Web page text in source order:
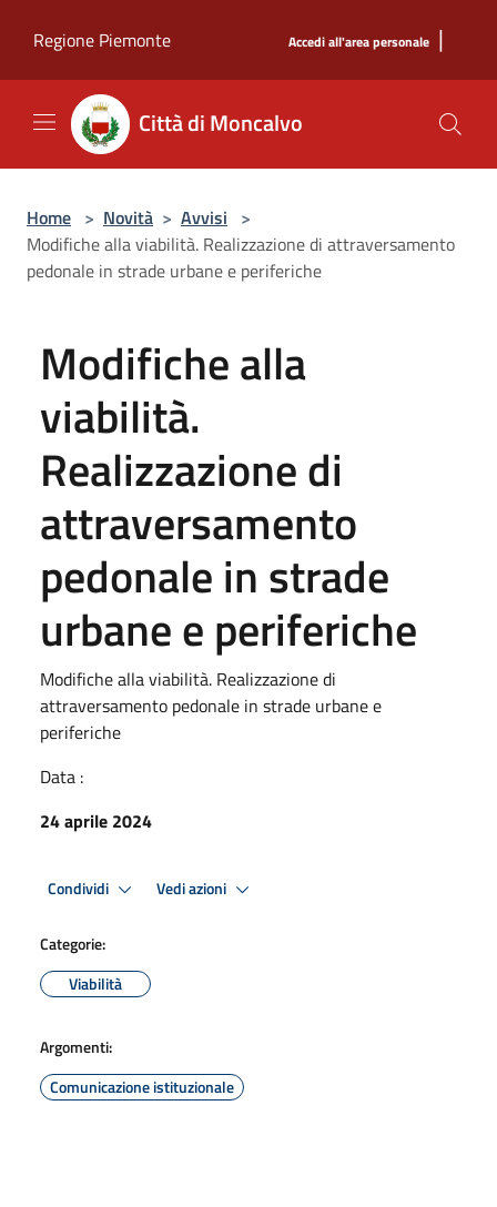
Regione Piemonte
Accedi all'area personale |
Città di Moncalvo
Home > Novità > Avvisi >
Modifiche alla viabilità. Realizzazione di attraversamento
pedonale in strade urbane e periferiche
Modifiche alla
viabilità.
Realizzazione di
attraversamento
pedonale in strade
urbane e periferiche
Modifiche alla viabilità. Realizzazione di
attraversamento pedonale in strade urbane e
periferiche
Data :
24 aprile 2024
Condividi Vedi azioni
Categorie:
Viabilità
Argomenti:
Comunicazione istituzionale